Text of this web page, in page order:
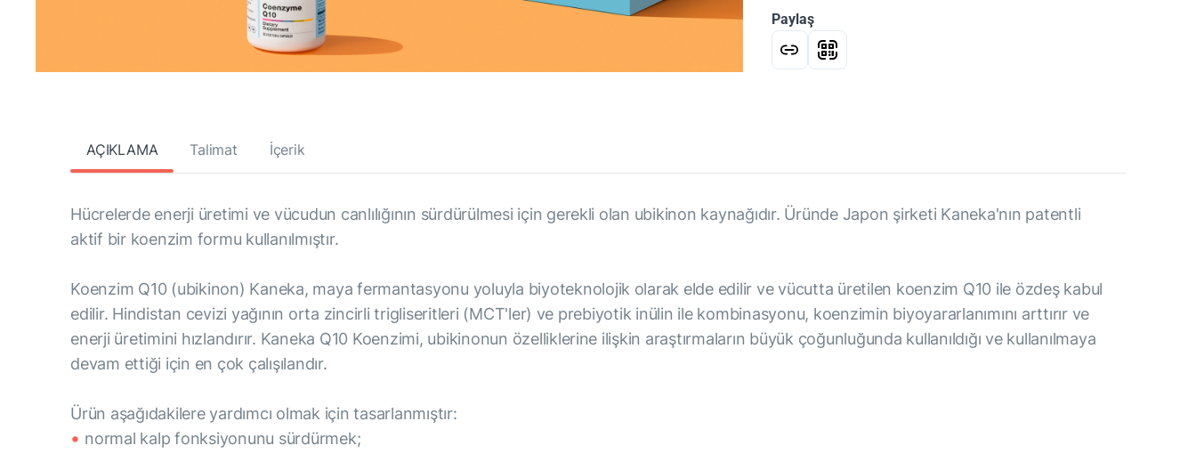
Paylaş
AÇIKLAMA Talimat İçerik
Hücrelerde enerji üretimi ve vücudun canlılığının sürdürülmesi için gerekli olan ubikinon kaynağıdır. Üründe Japon şirketi Kaneka'nın patentli
aktif bir koenzim formu kullanılmıştır.
Koenzim Q10 (ubikinon) Kaneka, maya fermantasyonu yoluyla biyoteknolojik olarak elde edilir ve vücutta üretilen koenzim Q10 ile özdeş kabul
edilir. Hindistan cevizi yağının orta zincirli trigliseritleri (MCT'ler) ve prebiyotik inülin ile kombinasyonu, koenzimin biyoyararlanımını arttırır ve
enerji üretimini hızlandırır. Kaneka Q10 Koenzimi, ubikinonun özelliklerine ilişkin araştırmaların büyük çoğunluğunda kullanıldığı ve kullanılmaya
devam ettiği için en çok çalışılandır.
Ürün aşağıdakilere yardımcı olmak için tasarlanmıştır:
normal kalp fonksiyonunu sürdürmek;